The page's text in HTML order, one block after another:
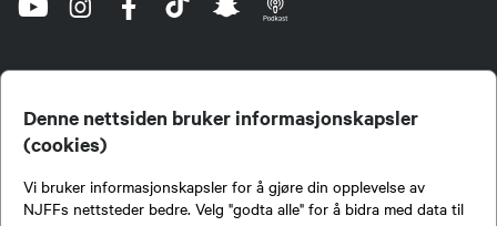
Denne nettsiden bruker informasjonskapsler
(cookies)
Vi bruker informasjonskapsler for å gjøre din opplevelse av
NJFFs nettsteder bedre. Velg "godta alle" for å bidra med data til
jegere og sportsfiskere og et av de viktigste miljøene for formidling av kunnskap om jakt og
fiske i Norge. Vi er en partipolitisk nøytral organisasjon, men har et sterkt jakt-, fiske-, og